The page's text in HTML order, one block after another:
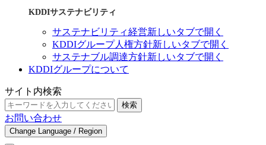
KDDIサステナビリティ
サステナビリティ経営新しいタブで開く
KDDIグループ人権方針新しいタブで開く
サステナブル調達方針新しいタブで開く
KDDIグループについて
サイト内検索
検索
お問い合わせ
Change Language / Region